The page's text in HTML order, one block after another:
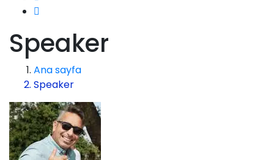
Speaker
Ana sayfa
Speaker